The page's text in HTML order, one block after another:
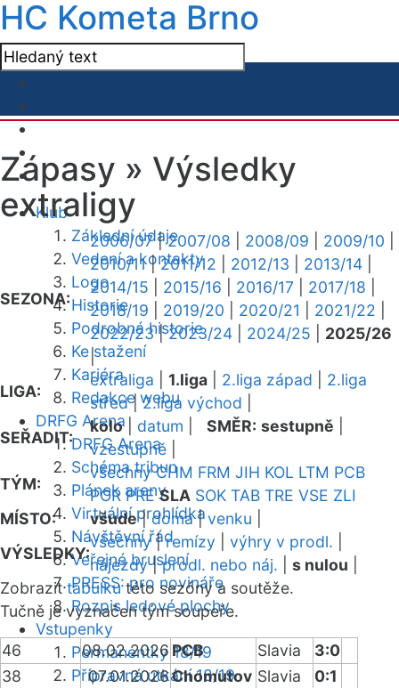
HC Kometa Brno
Klub
Základní údaje
Vedení a kontakty
Logo
Historie
Podrobná historie
Ke stažení
Kariéra
Redakce webu
DRFG Arena
DRFG Arena
Schéma tribun
Plánek areny
Virtuální prohlídka
Návštěvní řád
Veřejné bruslení
PRESS: pro novináře
Rozpis ledové plochy
Vstupenky
Permanentky 18/19
Přípravná utkání 18/19
Zápasy » Výsledky
extraligy
SEZONA:
2006/07|2007/08 2008/09 2009/10
2010/11|2011/12 2012/13 2013/14
2014/15
2015/16 2016/17 2017/18
2018/19
2019/20 2020/21 2021/22
2022/23|2023/24 2024/25
2025/26
|
LIGA:
extraliga 1.liga 2.liga západ
2.liga
střed|2.liga východ
SEŘADIT:
kolo| datum SMĚR: sestupně
vzestupně
TÝM:
všechny CHM FRM JIH KOL LTM PCB
POR PRE SLA SOK TAB TRE VSE ZLI
MÍSTO:
všude|doma|venku
VÝSLEDKY:
všechny|remízy výhry v prodl.
nájezdy|prodl. nebo náj. s nulou
Zobrazittabulkutéto sezóny a soutěže.
Tučně je vyznačen tým soupeře.
46 08.02.2026 PCB Slavia
3:0
38
07.01.2026Chomutov Slavia
0:1